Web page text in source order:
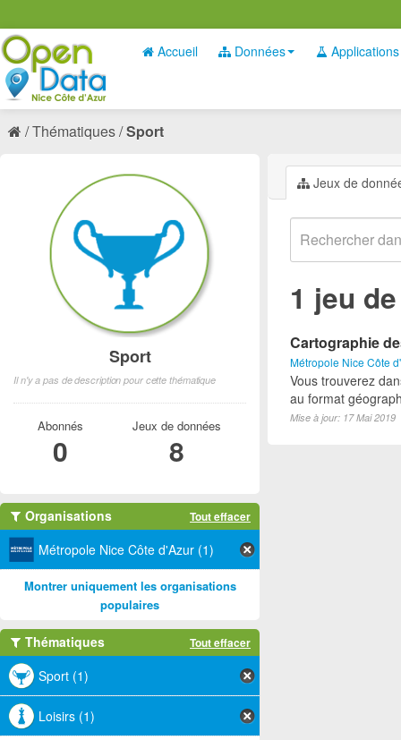
Accueil Données Applications
Thématiques Sport
Jeux de
1 jeu
Cartographie
Métropole Nice Côte
Vous trouverez
au format
Mise à jour: 17 Mai 2019
Sport
Il n'y a pas de description pour cette thématique
Abonnés
0
Jeux de données
8
Organisations Tout effacer
Métropole Nice Côte d'Azur (1)
Montrer uniquement les organisations
populaires
Thématiques Tout effacer
Sport (1)
Loisirs (1)